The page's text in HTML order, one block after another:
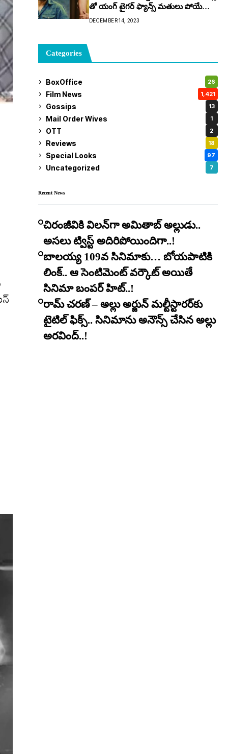
తో యంగ్ టైగ‌ర్ ఫ్యాన్స్‌ మతులు పోయే
హంగామా..!
DECEMBER 14, 2023
Categories
BoxOffice 26
Film News 1,421
Gossips 13
Mail Order Wives 1
OTT 2
Reviews 18
Special Looks 97
Uncategorized 7
Recent News
చిరంజీవికి విలన్‌గా అమితాబ్ అల్లుడు..
అసలు ట్విస్ట్ అదిరిపోయిందిగా..!
బాలయ్య 109వ సినిమాకు… బోయపాటికి
లింక్.. ఆ సెంటిమెంట్ వర్కౌట్ అయితే
సినిమా బంపర్ హిట్..!
రామ్ చరణ్ – అల్లు అర్జున్ మల్టీస్టారర్​కు
టైటిల్ ఫిక్స్.. సినిమాను అనౌన్స్ చేసిన అల్లు
అరవింద్..!